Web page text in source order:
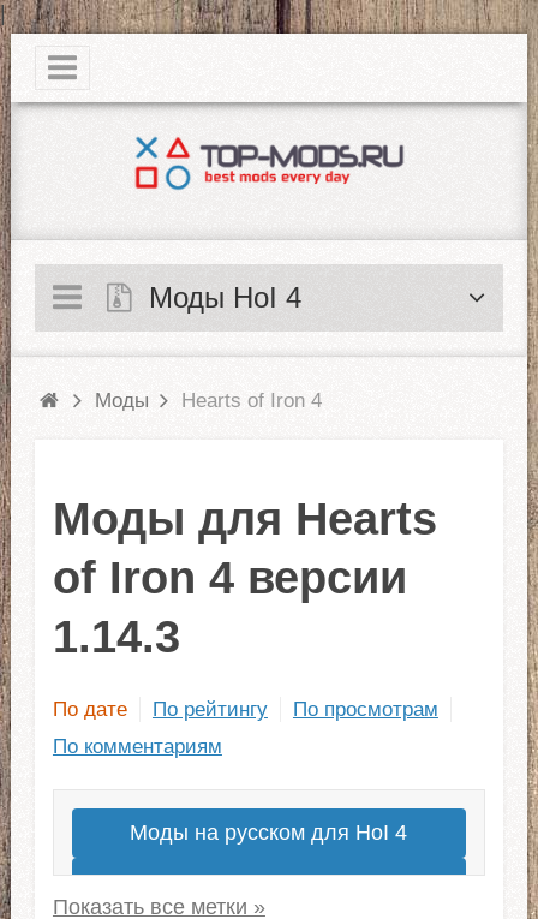
|
Моды HoI 4
Моды Hearts of Iron 4
Моды для Hearts
of Iron 4 версии
1.14.3
По дате По рейтингу
По просмотрам
По комментариям
Моды на русском для HoI 4
Моды на современность